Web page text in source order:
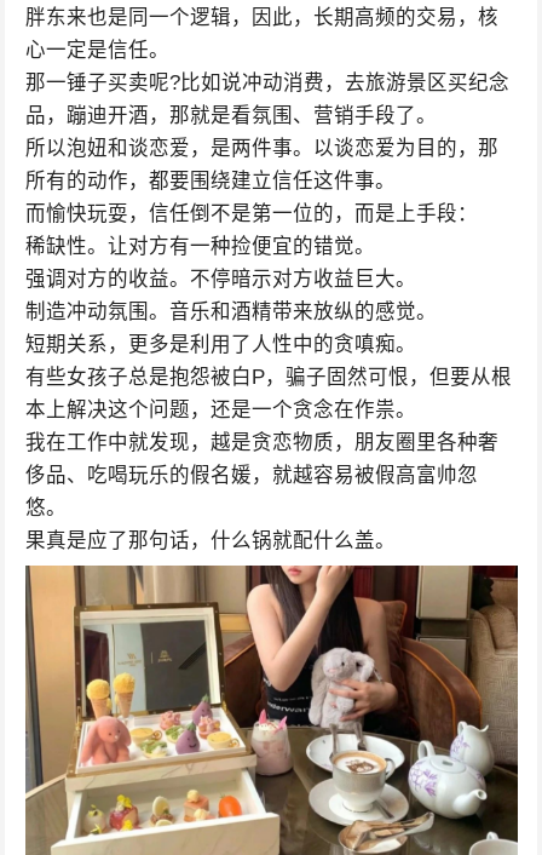
胖东来也是同一个逻辑，因此，长期高频的交易，核
心一定是信任。
那一锤子买卖呢?比如说冲动消费，去旅游景区买纪念
品，蹦迪开酒，那就是看氛围、营销手段了。
所以泡妞和谈恋爱，是两件事。以谈恋爱为目的，那
所有的动作，都要围绕建立信任这件事。
而愉快玩耍，信任倒不是第一位的，而是上手段：
稀缺性。让对方有一种捡便宜的错觉。
强调对方的收益。不停暗示对方收益巨大。
制造冲动氛围。音乐和酒精带来放纵的感觉。
短期关系，更多是利用了人性中的贪嗔痴。
有些女孩子总是抱怨被白P，骗子固然可恨，但要从根
本上解决这个问题，还是一个贪念在作祟。
我在工作中就发现，越是贪恋物质，朋友圈里各种奢
侈品、吃喝玩乐的假名媛，就越容易被假高富帅忽
悠。
果真是应了那句话，什么锅就配什么盖。